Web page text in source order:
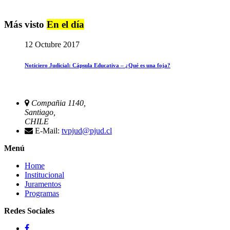
Más visto En el día
12 Octubre 2017
Noticiero Judicial: Cápsula Educativa – ¿Qué es una foja?
Compañia 1140,
Santiago,
CHILE
E-Mail: tvpjud@pjud.cl
Menú
Home
Institucional
Juramentos
Programas
Redes Sociales